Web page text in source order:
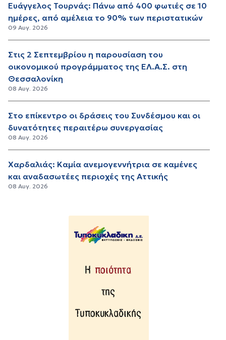
Ευάγγελος Τουρνάς: Πάνω από 400 φωτιές σε 10
ημέρες, από αμέλεια το 90% των περιστατικών
09 Αυγ. 2026
Στις 2 Σεπτεμβρίου η παρουσίαση του
οικονομικού προγράμματος της ΕΛ.Α.Σ. στη
Θεσσαλονίκη
08 Αυγ. 2026
Στο επίκεντρο οι δράσεις του Συνδέσμου και οι
δυνατότητες περαιτέρω συνεργασίας
08 Αυγ. 2026
Χαρδαλιάς: Καμία ανεμογεννήτρια σε καμένες
και αναδασωτέες περιοχές της Αττικής
08 Αυγ. 2026